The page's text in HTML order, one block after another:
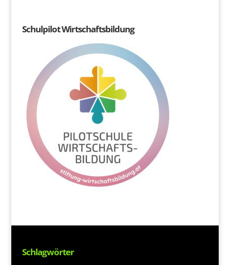
Schulpilot Wirtschaftsbildung
Schlagwörter